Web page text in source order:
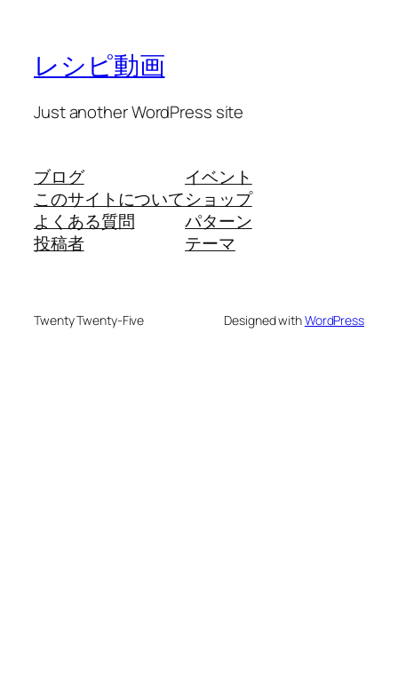
レシピ動画
Just another WordPress site
ブログ
このサイトについて
よくある質問
投稿者
イベント
ショップ
パターン
テーマ
Twenty Twenty-Five Designed withWordPress